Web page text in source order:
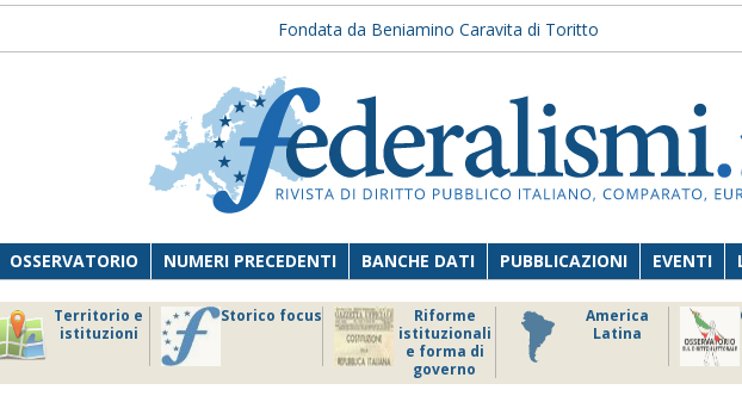
Fondata da Beniamino Caravita di Toritto
OSSERVATORIO NUMERI PRECEDENTI BANCHE DATI PUBBLICAZIONI EVENTI
Territorio e
istituzioni
Storico focus
Riforme
istituzionali
e forma di
governo
America
Latina